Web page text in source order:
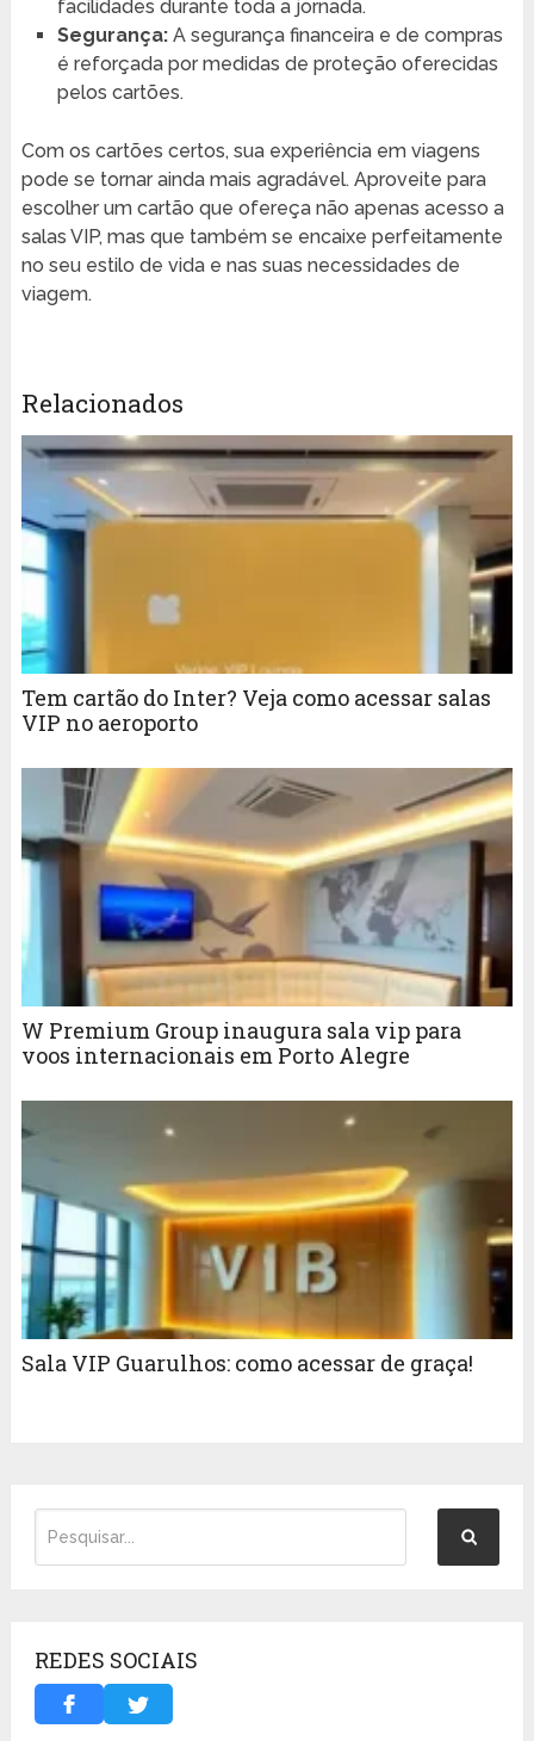
facilidades durante toda a jornada.
Segurança:A segurança financeira e de compras
é reforçada por medidas de proteção oferecidas
pelos cartões.
Com os cartões certos, sua experiência em viagens
pode se tornar ainda mais agradável. Aproveite para
escolher um cartão que ofereça não apenas acesso a
salas VIP, mas que também se encaixe perfeitamente
no seu estilo de vida e nas suas necessidades de
viagem.
Relacionados
Tem cartão do Inter? Veja como acessar salas
VIP no aeroporto
W Premium Group inaugura sala vip para
voos internacionais em Porto Alegre
Sala VIP Guarulhos: como acessar de graça!
REDES SOCIAIS